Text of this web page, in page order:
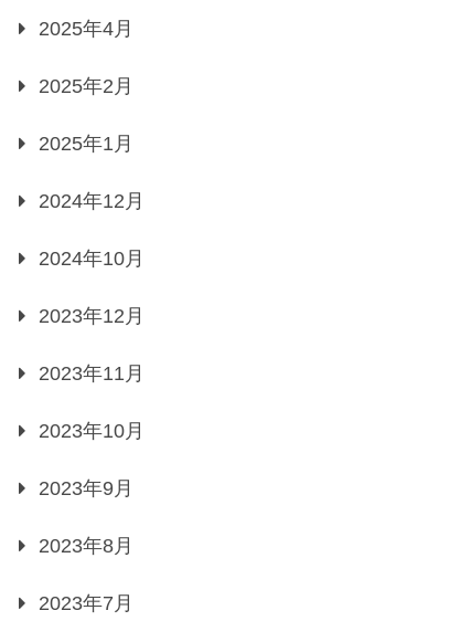
2025年4月
2025年2月
2025年1月
2024年12月
2024年10月
2023年12月
2023年11月
2023年10月
2023年9月
2023年8月
2023年7月